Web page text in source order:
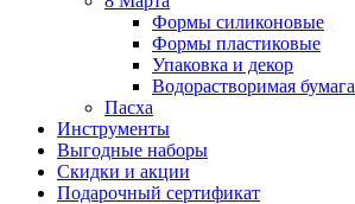
Формы силиконовые
Формы пластиковые
Упаковка и декор
Водорастворимая бумага
Пасха
Инструменты
Выгодные наборы
Скидки и акции
Подарочный сертификат